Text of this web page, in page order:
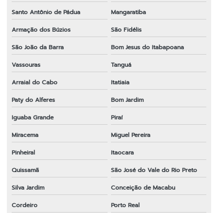
Melhor lâmina para roçadeira
Melhor lâmina para roçadeira
Melhor marca de lâmina para roçadeira
Onde comprar fio de nylon para roçadeira
Onde comprar peças para roçadeira
Peças e acessórios para roçadeiras
Peças para motosserra 52cc
Peças para roçadeira
Peças para roçadeira em bh
Peças para roçadeira em espírito santo
Santo Antônio de Pádua
Mangaratiba
Armação dos Búzios
São Fidélis
São João da Barra
Bom Jesus do Itabapoana
Vassouras
Tanguá
Arraial do Cabo
Itatiaia
Paty do Alferes
Bom Jardim
Iguaba Grande
Piraí
Miracema
Miguel Pereira
Pinheiral
Itaocara
Quissamã
São José do Vale do Rio Preto
Silva Jardim
Conceição de Macabu
Cordeiro
Porto Real